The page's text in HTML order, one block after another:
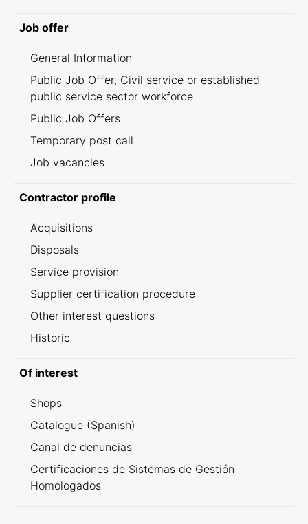
Job offer
General Information
Public Job Offer, Civil service or established
public service sector workforce
Public Job Offers
Temporary post call
Job vacancies
Contractor profile
Acquisitions
Disposals
Service provision
Supplier certification procedure
Other interest questions
Historic
Of interest
Shops
Catalogue (Spanish)
Canal de denuncias
Certificaciones de Sistemas de Gestión
Homologados